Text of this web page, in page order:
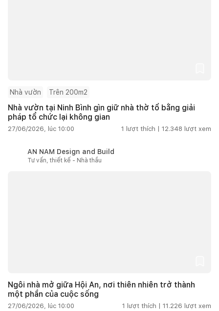
Nhà vườn Trên 200m2
Nhà vườn tại Ninh Bình gìn giữ nhà thờ tổ bằng giải
pháp tổ chức lại không gian
27/06/2026, lúc 10:00 1 lượt thích | 12.348 lượt xem
AN NAM Design and Build
Tư vấn, thiết kế - Nhà thầu
Ngôi nhà mở giữa Hội An, nơi thiên nhiên trở thành
một phần của cuộc sống
27/06/2026, lúc 10:00 1 lượt thích | 11.226 lượt xem